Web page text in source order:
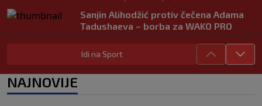
Sanjin Alihodžić protiv čečena Adama
Tadushaeva – borba za WAKO PRO
titulu
OSTALI SPORTOVI
Idi na Sport
NAJNOVIJE